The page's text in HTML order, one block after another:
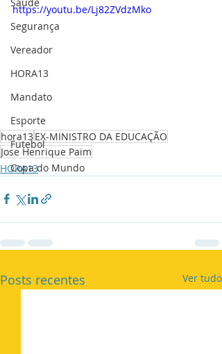
Segurança
Vereador
HORA13
Mandato
Esporte
Futebol
Copa do Mundo
https://youtu.be/Lj82ZVdzMko
hora13EX-MINISTRO DA EDUCAÇÃO
Jose Henrique Paim
HORA13
Posts recentes Ver tudo